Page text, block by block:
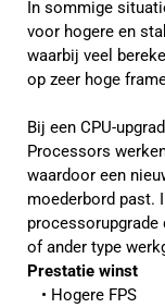
In sommige
voor hogere en
waarbij veel
op zeer hoge
Bij een CPU-
Processors
waardoor een
moederbord past.
processorupgrade
of ander type
Prestatie winst
Hogere FPS